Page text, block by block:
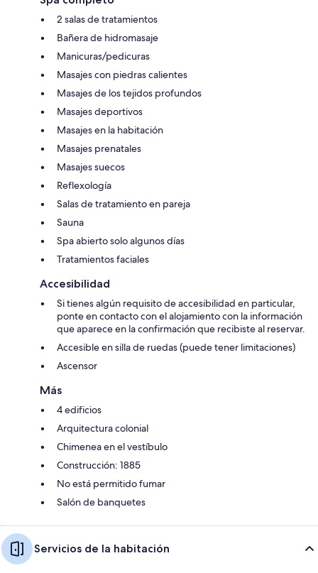
2 salas de tratamientos
Bañera de hidromasaje
Manicuras/pedicuras
Masajes con piedras calientes
Masajes de los tejidos profundos
Masajes deportivos
Masajes en la habitación
Masajes prenatales
Masajes suecos
Reflexología
Salas de tratamiento en pareja
Sauna
Spa abierto solo algunos días
Tratamientos faciales
Accesibilidad
Si tienes algún requisito de accesibilidad en particular,
ponte en contacto con el alojamiento con la información
que aparece en la confirmación que recibiste al reservar.
Accesible en silla de ruedas (puede tener limitaciones)
Ascensor
Más
4 edificios
Arquitectura colonial
Chimenea en el vestíbulo
Construcción: 1885
No está permitido fumar
Salón de banquetes
Servicios de la habitación